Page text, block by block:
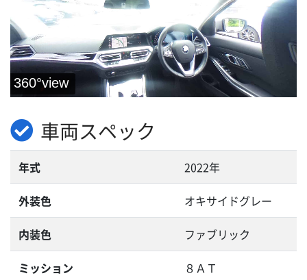
車両スペック
年式 2022年
外装色 オキサイドグレー
内装色 ファブリック
ミッション ８ＡＴ